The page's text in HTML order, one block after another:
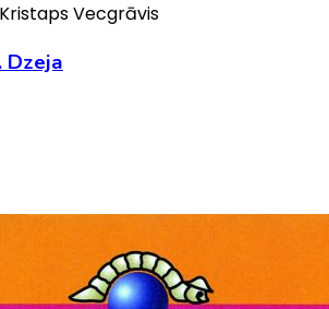
Vecgrāvis
Dzeja